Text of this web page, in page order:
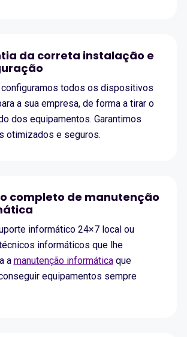
da correta instalação e
configuramos todos os dispositivos
a sua empresa, de forma a tirar o
dos equipamentos. Garantimos
otimizados e seguros.
completo de manutenção
informático 24×7 local ou
informáticos que lhe
a manutenção informáticaque
equipamentos sempre